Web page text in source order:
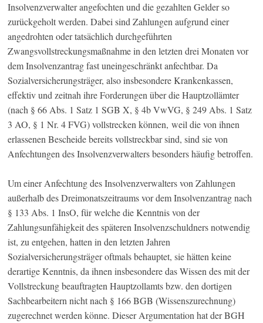
Insolvenzverwalter angefochten und die gezahlten Gelder so
zurückgeholt werden. Dabei sind Zahlungen aufgrund einer
angedrohten oder tatsächlich durchgeführten
Zwangsvollstreckungsmaßnahme in den letzten drei Monaten vor
dem Insolvenzantrag fast uneingeschränkt anfechtbar. Da
Sozialversicherungsträger, also insbesondere Krankenkassen,
effektiv und zeitnah ihre Forderungen über die Hauptzollämter
(nach § 66 Abs. 1 Satz 1 SGB X, § 4b VwVG, § 249 Abs. 1 Satz
3 AO, § 1 Nr. 4 FVG) vollstrecken können, weil die von ihnen
erlassenen Bescheide bereits vollstreckbar sind, sind sie von
Anfechtungen des Insolvenzverwalters besonders häufig betroffen.
Um einer Anfechtung des Insolvenzverwalters von Zahlungen
außerhalb des Dreimonatszeitraums vor dem Insolvenzantrag nach
§ 133 Abs. 1 InsO, für welche die Kenntnis von der
Zahlungsunfähigkeit des späteren Insolvenzschuldners notwendig
ist, zu entgehen, hatten in den letzten Jahren
Sozialversicherungsträger oftmals behauptet, sie hätten keine
derartige Kenntnis, da ihnen insbesondere das Wissen des mit der
Vollstreckung beauftragten Hauptzollamts bzw. den dortigen
Sachbearbeitern nicht nach § 166 BGB (Wissenszurechnung)
zugerechnet werden könne. Dieser Argumentation hat der BGH